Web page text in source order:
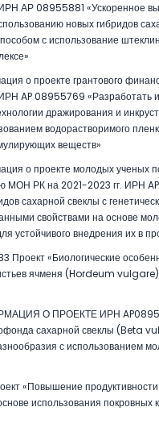
ИРН АР 08955881 «Ускоренное
новых гибридов
с использование
о проекте грантового
AP 08955769 «Разработать
дражирования и
водорастворимого
веществ»
о проекте молодых ученых
МОН РК на 2021-2023 гг. ИРН
сахарной свеклы с
свойствами на основе
устойчивого внедрения их в
Проект «Биологические
ячменя (Hordeum
О ПРОЕКТЕ ИРН
сахарной свеклы (Beta
с использованием
«Повышение
использования покровных